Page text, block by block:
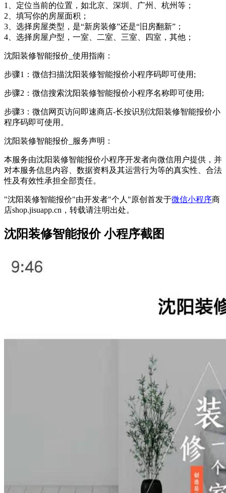
1、定位当前的位置，如北京、深圳、广州、杭州等；
2、填写你的房屋面积；
3、选择房屋类型，是“新房装修”还是“旧房翻新”；
4、选择房屋户型，一室、二室、三室、四室，其他；
沈阳装修智能报价_使用指南：
步骤1：微信扫描沈阳装修智能报价小程序码即可使用;
步骤2：微信搜索沈阳装修智能报价小程序名称即可使用;
步骤3：微信网页访问即速商店-长按识别沈阳装修智能报价小
程序码即可使用。
沈阳装修智能报价_服务声明：
本服务由沈阳装修智能报价小程序开发者向微信用户提供，并
对本服务信息内容、数据资料及其运营行为等的真实性、合法
性及有效性承担全部责任。
"沈阳装修智能报价"由开发者"个人"原创首发于微信小程序商
店shop.jisuapp.cn，转载请注明出处。
沈阳装修智能报价 小程序截图